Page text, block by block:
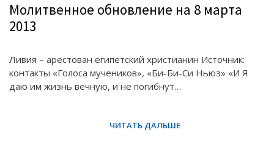
Молитвенное обновление на 8 марта
2013
Ливия – арестован египетский христианин Источник:
контакты «Голоса мучеников», «Би-Би-Си Ньюз» «И Я
даю им жизнь вечную, и не погибнут…